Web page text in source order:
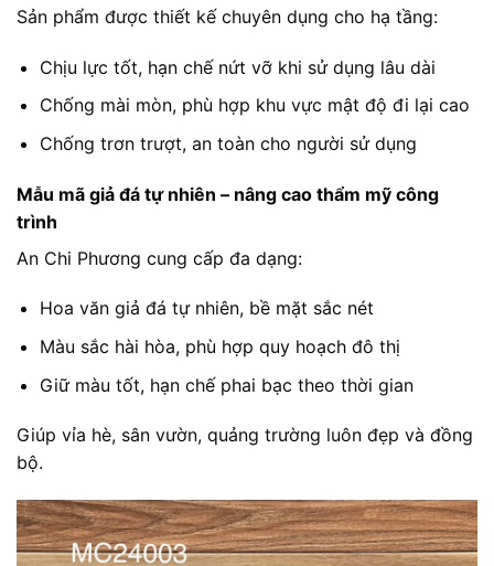
Sản phẩm được thiết kế chuyên dụng cho hạ tầng:
Chịu lực tốt, hạn chế nứt vỡ khi sử dụng lâu dài
Chống mài mòn, phù hợp khu vực mật độ đi lại cao
Chống trơn trượt, an toàn cho người sử dụng
Mẫu mã giả đá tự nhiên – nâng cao thẩm mỹ công
trình
An Chi Phương cung cấp đa dạng:
Hoa văn giả đá tự nhiên, bề mặt sắc nét
Màu sắc hài hòa, phù hợp quy hoạch đô thị
Giữ màu tốt, hạn chế phai bạc theo thời gian
Giúp vỉa hè, sân vườn, quảng trường luôn đẹp và đồng
bộ.